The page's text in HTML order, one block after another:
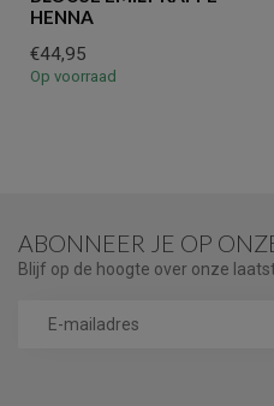
HENNA
€44,95
Op voorraad
ABONNEER JE OP
Blijf op de hoogte over onze